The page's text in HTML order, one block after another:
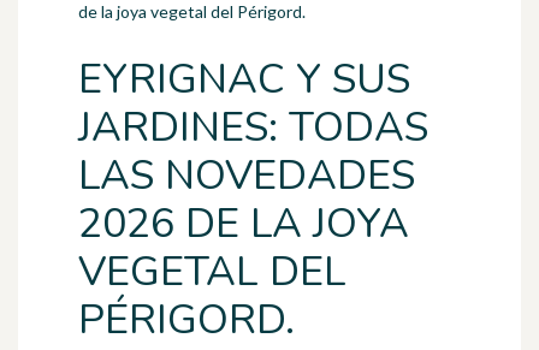
de la joya vegetal del Périgord.
EYRIGNAC Y SUS
JARDINES: TODAS
LAS NOVEDADES
2026 DE LA JOYA
VEGETAL DEL
PÉRIGORD.